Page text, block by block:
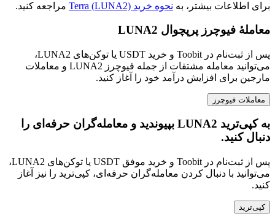
برای اطلاعات بیشتر، به نحوه خرید Terra (LUNA2) مراجعه کنید.
معاملهٔ فیوچرز پرپچوال LUNA2
پس از ثبت‌نام در Toobit و خرید USDT یا توکن‌های LUNA2،
می‌توانید معامله مشتقات از جمله فیوچرز LUNA2 و معاملات
مارجین برای افزایش درآمد خود را آغاز کنید.
معاملات فیوچرز
به کپی‌ترید LUNA2 بپیوندید و معامله‌گران حرفه‌ای را
دنبال کنید.
پس از ثبت‌نام در Toobit و خرید موفق USDT یا توکن‌های LUNA2،
می‌توانید با دنبال کردن معامله‌گران حرفه‌ای، کپی‌ترید را نیز آغاز
کنید.
کپی‌ترید